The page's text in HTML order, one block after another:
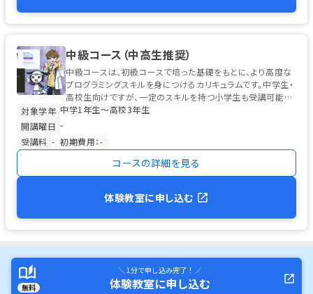
中級コース（中高生推奨）
中級コースは、初級コースで培った基礎をもとに、より高度な
プログラミングスキルを身につけるカリキュラムです。中学生・
高校生向けですが、一定のスキルを持つ小学生も受講可能で
す。 学習の中心は、高校...
対象学年 中学1年生〜高校3年生
開講曜日 -
受講料 - 初期費用：-
コースの詳細を見る
体験教室に申し込む
無料
＼ 1分で申し込み完了！ ／
体験教室に申し込む